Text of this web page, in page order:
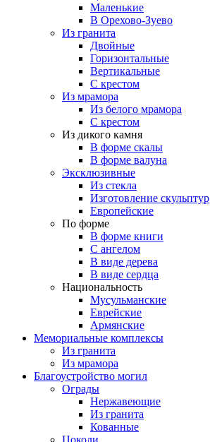
Маленькие
В Орехово-Зуево
Из гранита
Двойные
Горизонтальные
Вертикальные
С крестом
Из мрамора
Из белого мрамора
С крестом
Из дикого камня
В форме скалы
В форме валуна
Эксклюзивные
Из стекла
Изготовление скульптур
Европейские
По форме
В форме книги
С ангелом
В виде дерева
В виде сердца
Национальность
Мусульманские
Еврейские
Армянские
Мемориальные комплексы
Из гранита
Из мрамора
Благоустройство могил
Ограды
Нержавеющие
Из гранита
Кованные
Цоколи